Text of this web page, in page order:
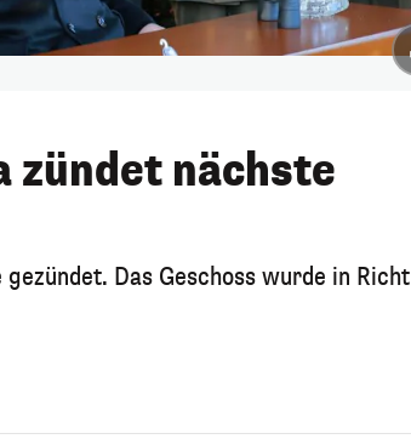
zündet nächste
Das Geschoss wurde in